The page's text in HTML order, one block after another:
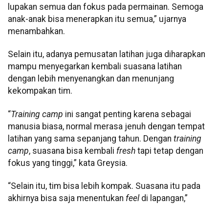
lupakan semua dan fokus pada permainan. Semoga
anak-anak bisa menerapkan itu semua,” ujarnya
menambahkan.
Selain itu, adanya pemusatan latihan juga diharapkan
mampu menyegarkan kembali suasana latihan
dengan lebih menyenangkan dan menunjang
kekompakan tim.
“Training camp ini sangat penting karena sebagai
manusia biasa, normal merasa jenuh dengan tempat
latihan yang sama sepanjang tahun. Dengan training
camp, suasana bisa kembali fresh tapi tetap dengan
fokus yang tinggi,” kata Greysia.
“Selain itu, tim bisa lebih kompak. Suasana itu pada
akhirnya bisa saja menentukan feel di lapangan,”